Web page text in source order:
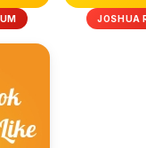
JOSHUA